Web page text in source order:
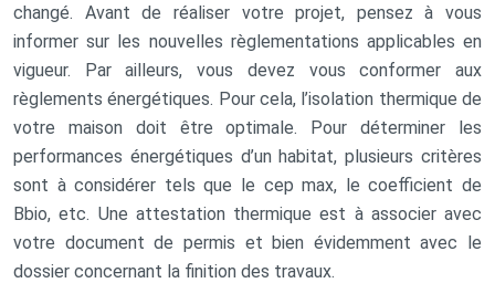
changé. Avant de réaliser votre projet, pensez à vous
informer sur les nouvelles règlementations applicables en
vigueur. Par ailleurs, vous devez vous conformer aux
règlements énergétiques. Pour cela, l’isolation thermique de
votre maison doit être optimale. Pour déterminer les
performances énergétiques d’un habitat, plusieurs critères
sont à considérer tels que le cep max, le coefficient de
Bbio, etc. Une attestation thermique est à associer avec
votre document de permis et bien évidemment avec le
dossier concernant la finition des travaux.